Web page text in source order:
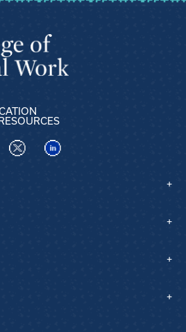
us on TikTok
Visit us on XVisit us on LinkedIn
+
+
+
+